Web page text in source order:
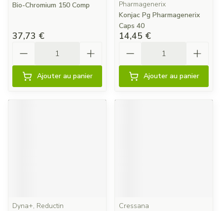
Bio-Chromium 150 Comp
37,73 €
Ajouter au panier
Pharmagenerix
Konjac Pg Pharmagenerix
Caps 40
14,45 €
Ajouter au panier
Dyna+, Reductin
Cressana